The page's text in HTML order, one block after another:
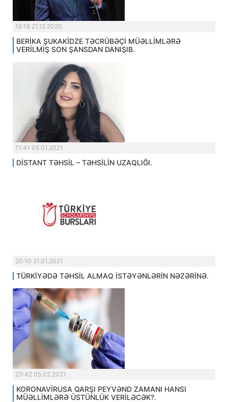
15:18 21.12.2020
BERİKA ŞUKAKİDZE TƏCRÜBƏÇİ MÜƏLLİMLƏRƏ
VERİLMİŞ SON ŞANSDAN DANIŞIB.
11:41 05.01.2021
DİSTANT TƏHSİL – TƏHSİLİN UZAQLIĞI.
20:10 21.01.2021
TÜRKİYƏDƏ TƏHSİL ALMAQ İSTƏYƏNLƏRİN NƏZƏRİNƏ.
23:42 05.02.2021
KORONAVİRUSA QARŞI PEYVƏND ZAMANI HANSI
MÜƏLLİMLƏRƏ ÜSTÜNLÜK VERİLƏCƏK?.